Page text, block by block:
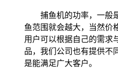
捕鱼机的功率，一般
鱼范围就会越大，当然价
用户可以根据自己的需求
品，我们公司也有提供不
是能满足广大客户。